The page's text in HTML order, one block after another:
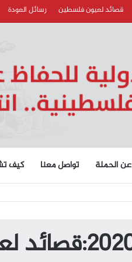
قصائد لعيون فلسطين رسائل العودة
عن الحملة تواصل معنا كيف